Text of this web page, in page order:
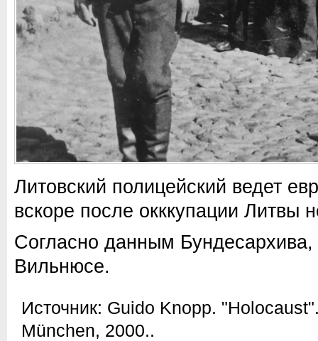
Литовский полицейский ведет
вскоре после окккупации Литвы
Согласно данным
Вильнюсе.
Источник: Guido Knopp.
München, 2000..